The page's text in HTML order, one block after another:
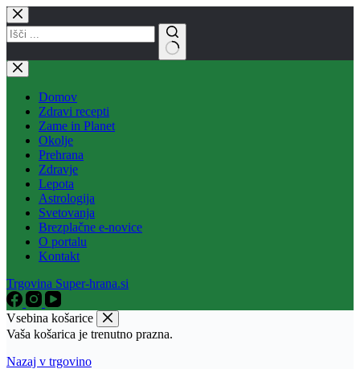
Skip
to
content
No
results
Domov
Zdravi recepti
Zame in Planet
Okolje
Prehrana
Zdravje
Lepota
Astrologija
Svetovanja
Brezplačne e-novice
O portalu
Kontakt
Trgovina Super-hrana.si
Vsebina košarice
Vaša košarica je trenutno prazna.
Nazaj v trgovino